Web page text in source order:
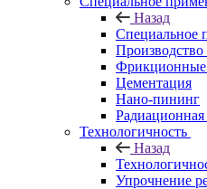
Назад
Специальное
Фрикционные
Цементация
Нано-пининг
Радиационная
Технологичность
Назад
Упрочнение